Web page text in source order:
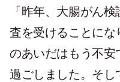
「昨年、大腸がん
査を受けることに
のあいだはもう不
過ごしました。そし